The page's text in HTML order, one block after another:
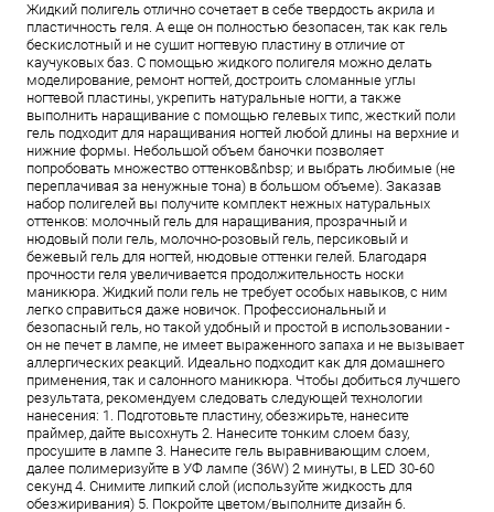
Жидкий полигель отлично сочетает в себе твердость акрила и
пластичность геля. А еще он полностью безопасен, так как гель
бескислотный и не сушит ногтевую пластину в отличие от
каучуковых баз. С помощью жидкого полигеля можно делать
моделирование, ремонт ногтей, достроить сломанные углы
ногтевой пластины, укрепить натуральные ногти, а также
выполнить наращивание с помощью гелевых типс, жесткий поли
гель подходит для наращивания ногтей любой длины на верхние и
нижние формы. Небольшой объем баночки позволяет
попробовать множество оттенков&nbsp; и выбрать любимые (не
переплачивая за ненужные тона) в большом объеме). Заказав
набор полигелей вы получите комплект нежных натуральных
оттенков: молочный гель для наращивания, прозрачный и
нюдовый поли гель, молочно-розовый гель, персиковый и
бежевый гель для ногтей, нюдовые оттенки гелей. Благодаря
прочности геля увеличивается продолжительность носки
маникюра. Жидкий поли гель не требует особых навыков, с ним
легко справиться даже новичок. Профессиональный и
безопасный гель, но такой удобный и простой в использовании -
он не печет в лампе, не имеет выраженного запаха и не вызывает
аллергических реакций. Идеально подходит как для домашнего
применения, так и салонного маникюра. Чтобы добиться лучшего
результата, рекомендуем следовать следующей технологии
нанесения: 1. Подготовьте пластину, обезжирьте, нанесите
праймер, дайте высохнуть 2. Нанесите тонким слоем базу,
просушите в лампе 3. Нанесите гель выравнивающим слоем,
далее полимеризуйте в УФ лампе (36W) 2 минуты, в LED 30-60
секунд 4. Снимите липкий слой (используйте жидкость для
обезжиривания) 5. Покройте цветом/выполните дизайн 6.